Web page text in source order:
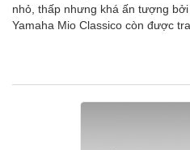
nhỏ, thấp nhưng khá ấn tượng
Yamaha Mio Classico còn được